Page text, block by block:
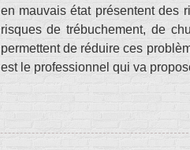
en mauvais état présentent des
risques de trébuchement, de
permettent de réduire ces
est le professionnel qui va